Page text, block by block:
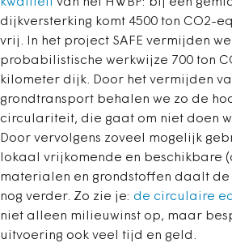
dijkversterking komt 4500 ton CO2-
vrij. In het project SAFE vermijden
probabilistische werkwijze 700 ton
kilometer dijk. Door het vermijden
grondtransport behalen we zo de
circulariteit, die gaat om niet doen
Door vervolgens zoveel mogelijk
lokaal vrijkomende en beschikbare
materialen en grondstoffen daalt
nog verder. Zo zie je: de circulaire
niet alleen milieuwinst op, maar
uitvoering ook veel tijd en geld.